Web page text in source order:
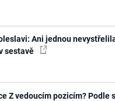
Ani jednou
sestavě
Z vedoucím pozicím? Podle